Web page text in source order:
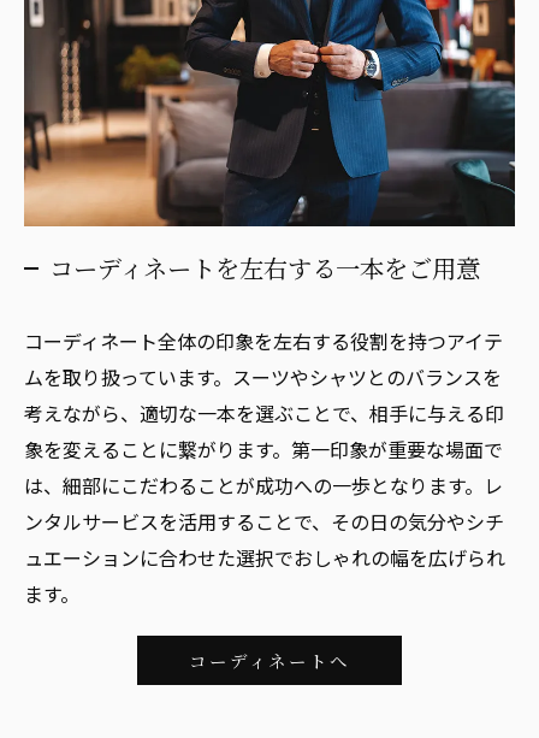
コーディネートを左右する一本をご用意
コーディネート全体の印象を左右する役割を持つアイテ
ムを取り扱っています。スーツやシャツとのバランスを
考えながら、適切な一本を選ぶことで、相手に与える印
象を変えることに繋がります。第一印象が重要な場面で
は、細部にこだわることが成功への一歩となります。レ
ンタルサービスを活用することで、その日の気分やシチ
ュエーションに合わせた選択でおしゃれの幅を広げられ
ます。
コーディネートへ